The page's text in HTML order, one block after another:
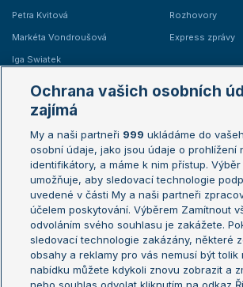
Petra Kvitová
Markéta Vondroušová
Iga Swiatek
Rozhovory
Express zprávy
Žebříčky
Žebříček ATP (muži)
Žebříček WTA (ženy)
Sázkařský žebříček
Australian Open
French Open
Wimbledon
US Open
Turnaj mistrů
Turnaj mistryň
Aktualní trendy
Ochrana vašich osobních
zajímá
My a naši partneři 999 ukládáme do
osobní údaje, jako jsou údaje o prohlížení
identifikátory, a máme k nim přístup. Výběr
umožňuje, aby sledovací technologie
uvedené v části My a naši partneři
účelem poskytování. Výběrem Zamítnout
odvoláním svého souhlasu je zakážete.
sledovací technologie zakázány, některé
obsahy a reklamy pro vás nemusí být tolik
nabídku můžete kdykoli znovu zobrazit a